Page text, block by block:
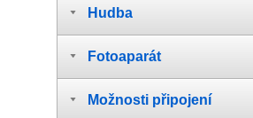
Hudba
Fotoaparát
Možnosti připojení